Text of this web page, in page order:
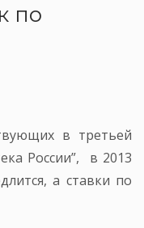
по
в третьей
России”, в 2013
а ставки по